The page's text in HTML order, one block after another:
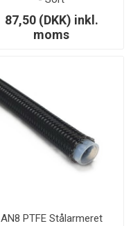
87,50 (DKK) inkl.
moms
AN8 PTFE Stålarmeret